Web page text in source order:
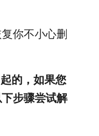
你不小心删
的，如果您
步骤尝试解